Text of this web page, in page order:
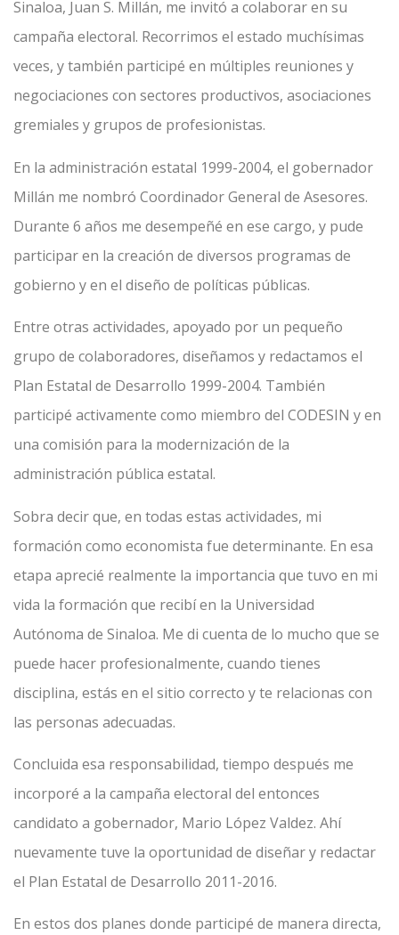
Sinaloa, Juan S. Millán, me invitó a colaborar en su
campaña electoral. Recorrimos el estado muchísimas
veces, y también participé en múltiples reuniones y
negociaciones con sectores productivos, asociaciones
gremiales y grupos de profesionistas.
En la administración estatal 1999-2004, el gobernador
Millán me nombró Coordinador General de Asesores.
Durante 6 años me desempeñé en ese cargo, y pude
participar en la creación de diversos programas de
gobierno y en el diseño de políticas públicas.
Entre otras actividades, apoyado por un pequeño
grupo de colaboradores, diseñamos y redactamos el
Plan Estatal de Desarrollo 1999-2004. También
participé activamente como miembro del CODESIN y en
una comisión para la modernización de la
administración pública estatal.
Sobra decir que, en todas estas actividades, mi
formación como economista fue determinante. En esa
etapa aprecié realmente la importancia que tuvo en mi
vida la formación que recibí en la Universidad
Autónoma de Sinaloa. Me di cuenta de lo mucho que se
puede hacer profesionalmente, cuando tienes
disciplina, estás en el sitio correcto y te relacionas con
las personas adecuadas.
Concluida esa responsabilidad, tiempo después me
incorporé a la campaña electoral del entonces
candidato a gobernador, Mario López Valdez. Ahí
nuevamente tuve la oportunidad de diseñar y redactar
el Plan Estatal de Desarrollo 2011-2016.
En estos dos planes donde participé de manera directa,